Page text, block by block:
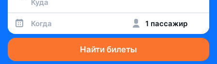
Когда 1 пассажир
Найти билеты